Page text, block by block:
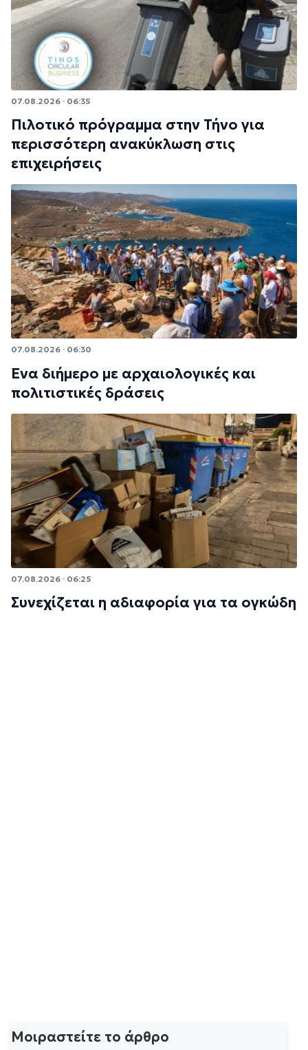
07.08.2026 · 06:35
Πιλοτικό πρόγραμμα στην Τήνο για
περισσότερη ανακύκλωση στις
επιχειρήσεις
07.08.2026 · 06:30
Ένα διήμερο με αρχαιολογικές και
πολιτιστικές δράσεις
07.08.2026 · 06:25
Συνεχίζεται η αδιαφορία για τα ογκώδη
Μοιραστείτε το άρθρο